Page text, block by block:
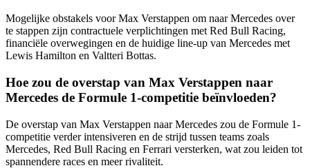
Mogelijke obstakels voor Max Verstappen om naar Mercedes over
te stappen zijn contractuele verplichtingen met Red Bull Racing,
financiële overwegingen en de huidige line-up van Mercedes met
Lewis Hamilton en Valtteri Bottas.
Hoe zou de overstap van Max Verstappen naar
Mercedes de Formule 1-competitie beïnvloeden?
De overstap van Max Verstappen naar Mercedes zou de Formule 1-
competitie verder intensiveren en de strijd tussen teams zoals
Mercedes, Red Bull Racing en Ferrari versterken, wat zou leiden tot
spannendere races en meer rivaliteit.